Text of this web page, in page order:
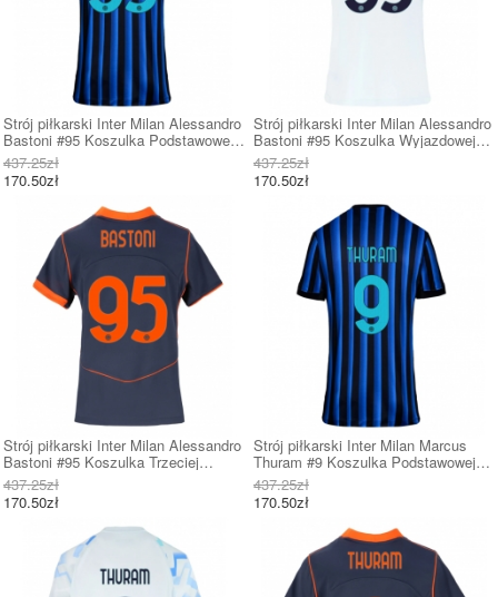
Strój piłkarski Inter Milan Alessandro
Bastoni #95 Koszulka Podstawowej
damskie 2025-26 Krótki Rękaw
437.25zł
170.50zł
Strój piłkarski Inter Milan Alessandro
Bastoni #95 Koszulka Wyjazdowej
damskie 2025-26 Krótki Rękaw
437.25zł
170.50zł
Strój piłkarski Inter Milan Alessandro
Bastoni #95 Koszulka Trzeciej
damskie 2025-26 Krótki Rękaw
437.25zł
170.50zł
Strój piłkarski Inter Milan Marcus
Thuram #9 Koszulka Podstawowej
damskie 2025-26 Krótki Rękaw
437.25zł
170.50zł